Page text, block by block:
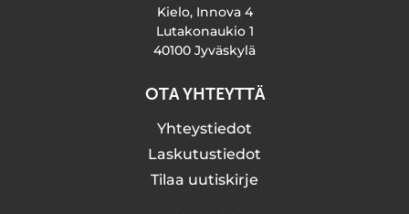
Kielo, Innova 4
Lutakonaukio 1
40100 Jyväskylä
OTA YHTEYTTÄ
Yhteystiedot
Laskutustiedot
Tilaa uutiskirje